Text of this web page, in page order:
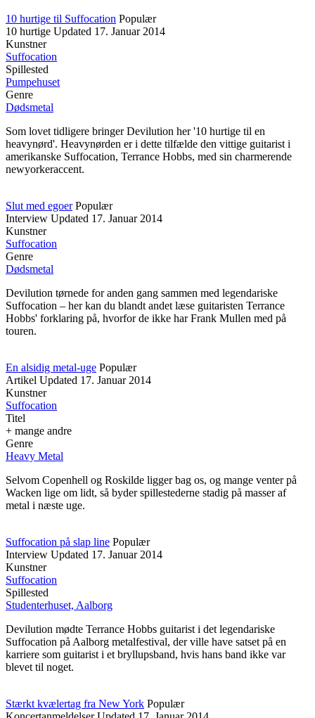
10 hurtige til Suffocation Populær
10 hurtige Updated 17. Januar 2014
Kunstner
Suffocation
Spillested
Pumpehuset
Genre
Dødsmetal
Som lovet tidligere bringer Devilution her '10 hurtige til en
heavynørd'. Heavynørden er i dette tilfælde den vittige guitarist i
amerikanske Suffocation, Terrance Hobbs, med sin charmerende
newyorkeraccent.
Slut med egoer Populær
Interview Updated 17. Januar 2014
Kunstner
Suffocation
Genre
Dødsmetal
Devilution tørnede for anden gang sammen med legendariske
Suffocation – her kan du blandt andet læse guitaristen Terrance
Hobbs' forklaring på, hvorfor de ikke har Frank Mullen med på
touren.
En alsidig metal-uge Populær
Artikel Updated 17. Januar 2014
Kunstner
Suffocation
Titel
+ mange andre
Genre
Heavy Metal
Selvom Copenhell og Roskilde ligger bag os, og mange venter på
Wacken lige om lidt, så byder spillestederne stadig på masser af
metal i næste uge.
Suffocation på slap line Populær
Interview Updated 17. Januar 2014
Kunstner
Suffocation
Spillested
Studenterhuset, Aalborg
Devilution mødte Terrance Hobbs guitarist i det legendariske
Suffocation på Aalborg metalfestival, der ville have satset på en
karriere som guitarist i et bryllupsband, hvis hans band ikke var
blevet til noget.
Stærkt kvælertag fra New York Populær